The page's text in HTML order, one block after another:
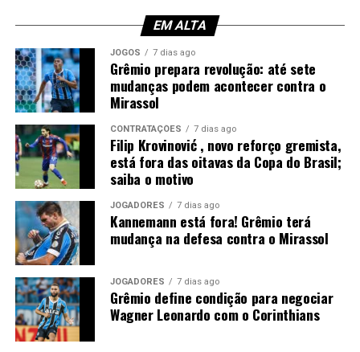
Gabriel Grando; Pávon, Gustavo Martins,
Kannemann e Pedro Gabriel; Nardoni, Dodi e
Noriega; Tetê, Amuzu e Braithwaite.Técnico:
Luís Castro.
Foto: Lucas Uebel / Grêmio
EM ALTA
JOGOS 7 dias ago
Grêmio prepara revolução: até sete
mudanças podem acontecer contra o
Mirassol
CONTRATAÇÕES 7 dias ago
Filip Krovinović , novo reforço gremista,
está fora das oitavas da Copa do Brasil;
saiba o motivo
JOGADORES 7 dias ago
Kannemann está fora! Grêmio terá
mudança na defesa contra o Mirassol
JOGADORES 7 dias ago
Grêmio define condição para negociar
Wagner Leonardo com o Corinthians